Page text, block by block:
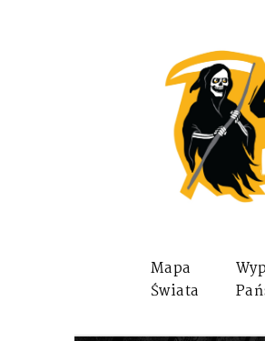
Mapa
Świata